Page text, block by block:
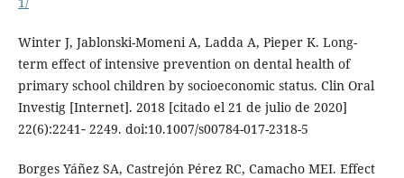
Winter J, Jablonski-Momeni A, Ladda A, Pieper K. Long-
term effect of intensive prevention on dental health of
primary school children by socioeconomic status. Clin Oral
Investig [Internet]. 2018 [citado el 21 de julio de 2020]
22(6):2241‐ 2249. doi:10.1007/s00784-017-2318-5
Borges Yáñez SA, Castrejón Pérez RC, Camacho MEI. Effect